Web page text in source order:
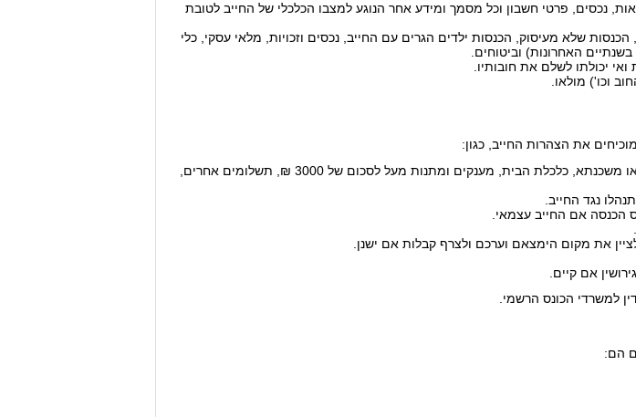
שלא מעיסוק, הכנסות ילדים הגרים עם החייב, נכסים וזכויות, מלאי עסקי, כלי
האחרונות) וביטוחים.
יכולתו לשלם את חובותיו.
וכו') מולאו.
קבלות / מסמכים המעידים על הוצאות אחזקה כגון מים וחשמל, שכר דירה או משכנתא, כלכלת הבית, מענקים ומתנות מעל לסכום של 3000 ₪, תשלומים אחרים,
נגד החייב.
את מקום הימצאם וערכם ולצרף קבלות אם ישנן.
אם קיים.
למשרדי הכונס הרשמי.
הם: